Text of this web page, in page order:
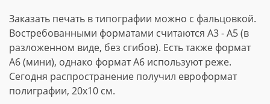
Заказать печать в типографии можно с фальцовкой.
Востребованными форматами считаются А3 - А5 (в
разложенном виде, без сгибов). Есть также формат
А6 (мини), однако формат А6 используют реже.
Сегодня распространение получил евроформат
полиграфии, 20х10 см.